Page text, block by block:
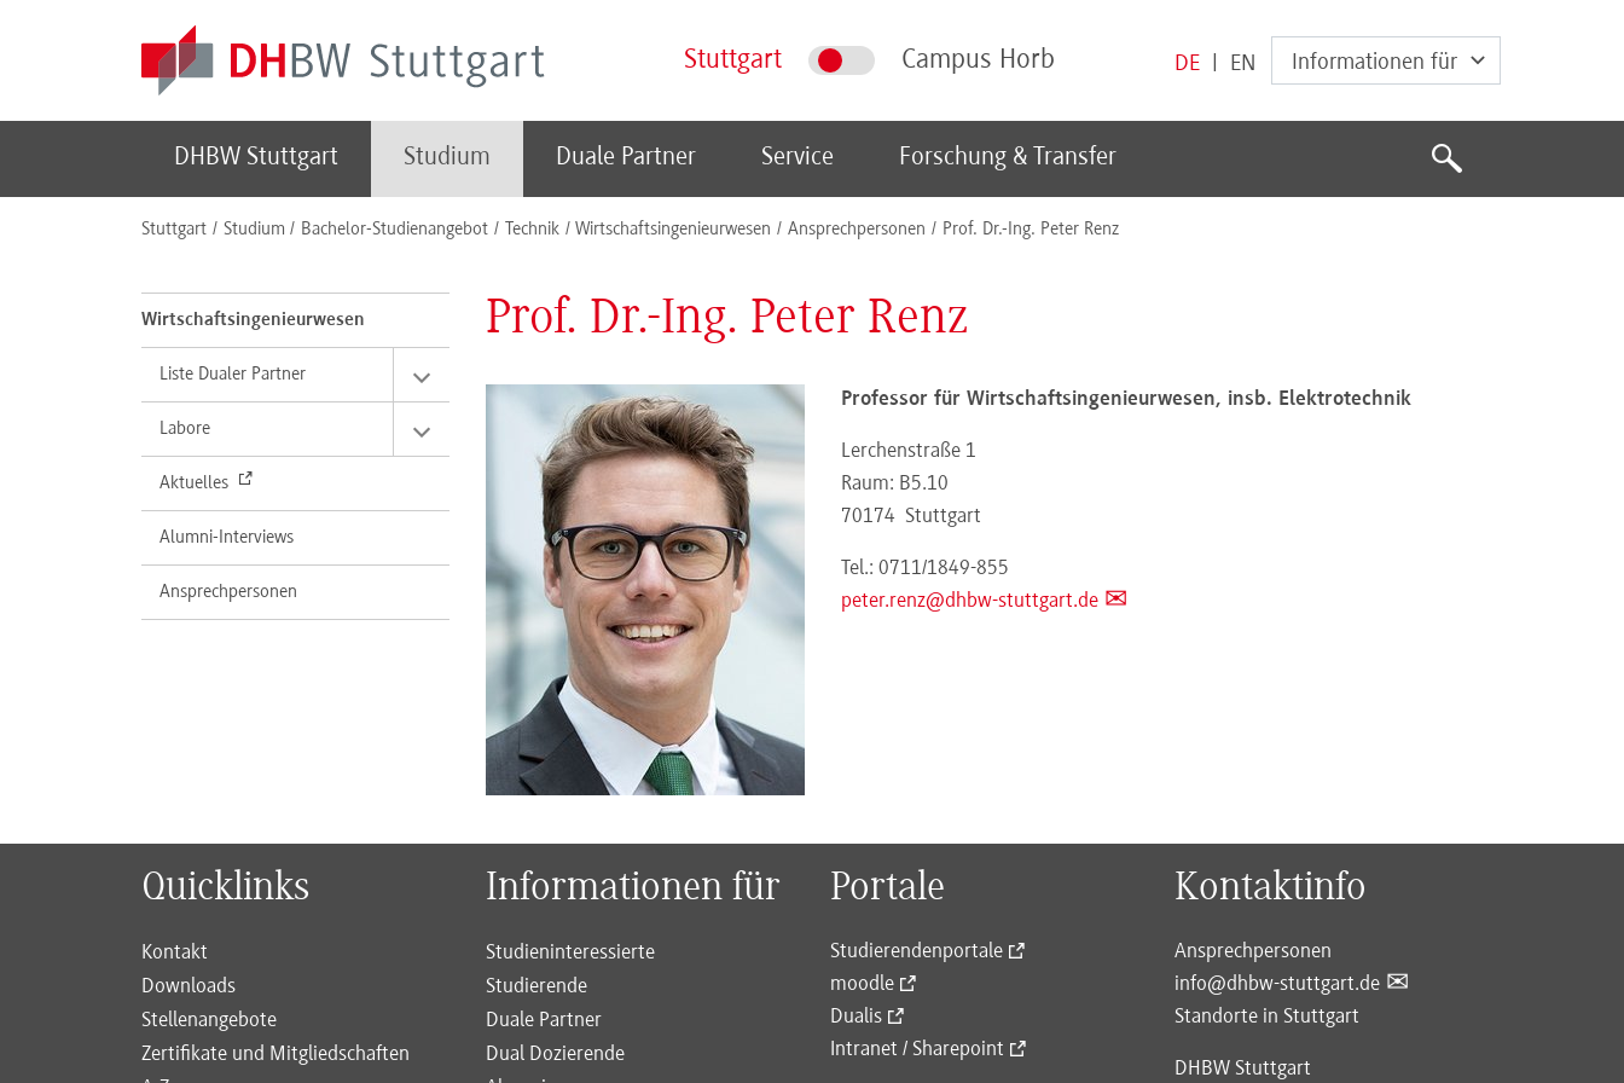
Stuttgart Campus Horb DE EN Informationen für
DHBW Stuttgart Studium Duale Partner Service Forschung & Transfer
Suche
Suche
Stuttgart Studium Bachelor-Studienangebot Technik Wirtschaftsingenieurwesen Ansprechpersonen Prof. Dr.-Ing. Peter Renz
Wirtschaftsingenieurwesen
Liste Dualer Partner
Labore
Aktuelles
Alumni-Interviews
Ansprechpersonen
Prof. Dr.-Ing. Peter Renz
Professor für Wirtschaftsingenieurwesen, insb. Elektrotechnik
Lerchenstraße 1
Raum: B5.10
70174 Stuttgart
Tel.: 0711/1849-855
peter.renz@dhbw-stuttgart.de
Quicklinks
Kontakt
Downloads
Stellenangebote
Zertifikate und Mitgliedschaften
Informationen für
Studieninteressierte
Studierende
Duale Partner
Dual Dozierende
Portale
Studierendenportale
moodle
Dualis
Intranet / Sharepoint
Kontaktinfo
Ansprechpersonen
info@dhbw-stuttgart.de
Standorte in Stuttgart
DHBW Stuttgart